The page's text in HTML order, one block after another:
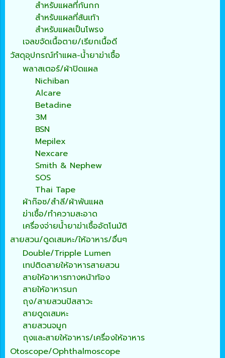
สำหรับแผลที่ก้นกก
สำหรับแผลที่ส้นเท้า
สำหรับแผลเป็นโพรง
เจลขจัดเนื้อตาย/เรียกเนื้อดี
วัสดุอุปกรณ์ทำแผล-น้ำยาฆ่าเชื้อ
พลาสเตอร์/ผ้าปิดแผล
Nichiban
Alcare
Betadine
3M
BSN
Mepilex
Nexcare
Smith & Nephew
SOS
Thai Tape
ผ้าก๊อซ/สำลี/ผ้าพันแผล
ฆ่าเชื้อ/ทำความสะอาด
เครื่องจ่ายน้ำยาฆ่าเชื้ออัตโนมัติ
สายสวน/ดูดเสมหะ/ให้อาหาร/อื่นๆ
Double/Tripple Lumen
เทปติดสายให้อาหารสายสวน
สายให้อาหารทางหน้าท้อง
สายให้อาหารนก
ถุง/สายสวนปัสสาวะ
สายดูดเสมหะ
สายสวนจมูก
ถุงและสายให้อาหาร/เครื่องให้อาหาร
Otoscope/Ophthalmoscope